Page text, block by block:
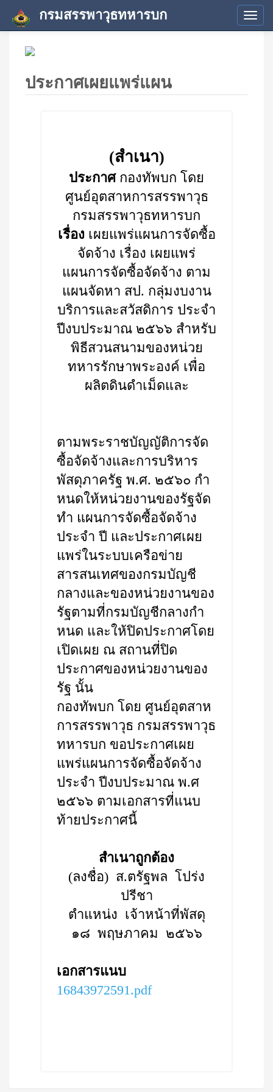
กรมสรรพาวุธทหารบก
ประกาศเผยแพร่แผน
(สำเนา)
ประกาศกองทัพบก โดย
ศูนย์อุตสาหการสรรพาวุธ
กรมสรรพาวุธทหารบก
เรื่อง เผยแพร่แผนการจัดซื้อ
จัดจ้าง เรื่อง เผยแพร่
แผนการจัดซื้อจัดจ้าง ตาม
แผนจัดหา สป. กลุ่มงบงาน
บริการและสวัสดิการ ประจำ
ปีงบประมาณ ๒๕๖๖ สำหรับ
พิธีสวนสนามของหน่วย
ทหารรักษาพระองค์ เพื่อ
ผลิตดินดำเม็ดและ
ตามพระราชบัญญัติการจัด
ซื้อจัดจ้างและการบริหาร
พัสดุภาครัฐ พ.ศ. ๒๕๖๐ กำ
หนดให้หน่วยงานของรัฐจัด
ทำ แผนการจัดซื้อจัดจ้าง
ประจำ ปี และประกาศเผย
แพร่ในระบบเครือข่าย
สารสนเทศของกรมบัญชี
กลางและของหน่วยงานของ
รัฐตามที่กรมบัญชีกลางกำ
หนด และให้ปิดประกาศโดย
เปิดเผย ณ สถานที่ปิด
ประกาศของหน่วยงานของ
รัฐ นั้น
กองทัพบก โดย ศูนย์อุตสาห
การสรรพาวุธ กรมสรรพาวุธ
ทหารบก ขอประกาศเผย
แพร่แผนการจัดซื้อจัดจ้าง
ประจำ ปีงบประมาณ พ.ศ
๒๕๖๖ ตามเอกสารที่แนบ
ท้ายประกาศนี้
สำเนาถูกต้อง
(ลงชื่อ) ส.ตรัฐพล โปร่ง
ปรีชา
ตำแหน่ง เจ้าหน้าที่พัสดุ
๑๘ พฤษภาคม ๒๕๖๖
เอกสารแนบ
16843972591.pdf